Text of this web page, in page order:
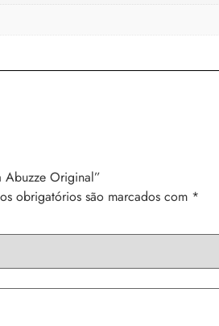
Abuzze Original”
obrigatórios são marcados com *